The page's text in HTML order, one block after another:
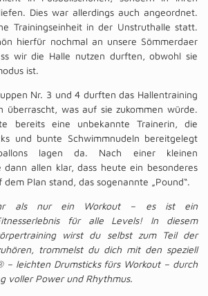
Dies war allerdings auch angeordnet.
Trainingseinheit in der Unstruthalle statt.
hierfür nochmal an unsere Sömmerdaer
wir die Halle nutzen durften, obwohl sie
ist.
Nr. 3 und 4 durften das Hallentraining
überrascht, was auf sie zukommen würde.
bereits eine unbekannte Trainerin, die
und bunte Schwimmnudeln bereitgelegt
lagen da. Nach einer kleinen
dann allen klar, dass heute ein besonderes
Plan stand, das sogenannte „Pound“.
als nur ein Workout – es ist ein
für alle Levels! In diesem
wirst du selbst zum Teil der
trommelst du dich mit den speziell
– leichten Drumsticks fürs Workout – durch
voller Power und Rhythmus.